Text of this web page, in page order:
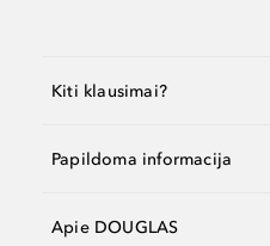
Kiti klausimai?
Papildoma informacija
Apie DOUGLAS